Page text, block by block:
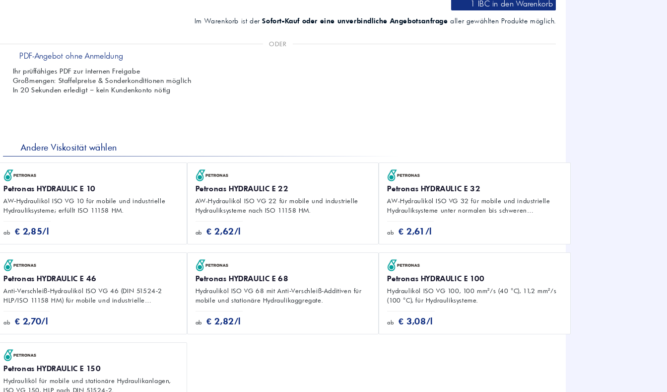
1 IBCin den Warenkorb
Im Warenkorb ist derSofort-Kauf oder eine unverbindliche Angebotsanfrage aller gewählten Produkte möglich.
ODER
PDF-Angebot ohne Anmeldung
Ihr prüffähiges PDF zur internen Freigabe
Großmengen: Staffelpreise & Sonderkonditionen möglich
In 20 Sekunden erledigt – kein Kundenkonto nötig
Andere Viskosität wählen
Petronas HYDRAULIC E 10
AW‑Hydrauliköl ISO VG 10 für mobile und industrielle
Hydrauliksysteme; erfüllt ISO 11158 HM.
ab € 2,85/l
Petronas HYDRAULIC E 22
AW-Hydrauliköl ISO VG 22 für mobile und industrielle
Hydrauliksysteme nach ISO 11158 HM.
ab € 2,62/l
Petronas HYDRAULIC E 32
AW-Hydrauliköl ISO VG 32 für mobile und industrielle
Hydrauliksysteme unter normalen bis schweren
ab € 2,61/l
Petronas HYDRAULIC E 46
Anti‑Verschleiß‑Hydrauliköl ISO VG 46 (DIN 51524‑2
HLP/ISO 11158 HM) für mobile und industrielle
ab € 2,70/l
Petronas HYDRAULIC E 68
Hydrauliköl ISO VG 68 mit Anti‑Verschleiß‑Additiven für
mobile und stationäre Hydraulikaggregate.
ab € 2,82/l
Petronas HYDRAULIC E 100
Hydrauliköl ISO VG 100, 100 mm²/s (40 °C), 11,2 mm²/s
(100 °C), für Hydrauliksysteme.
ab € 3,08/l
Petronas HYDRAULIC E 150
Hydrauliköl für mobile und stationäre Hydraulikanlagen,
ISO VG 150, HLP nach DIN 51524‑2.